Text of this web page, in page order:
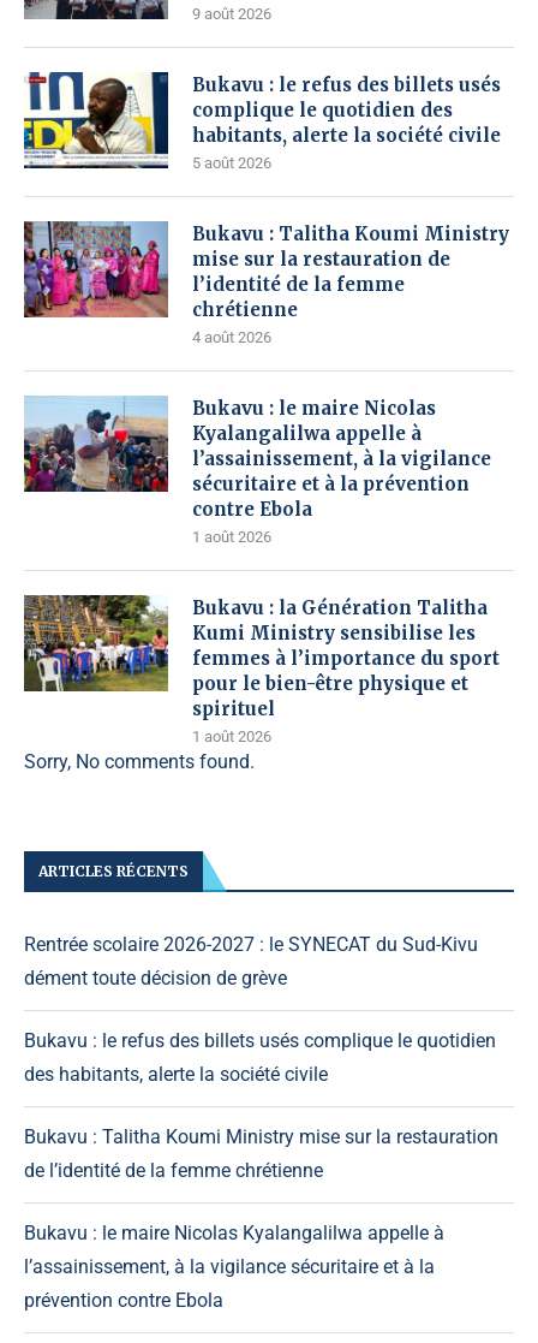
9 août 2026
Bukavu : le refus des billets usés
complique le quotidien des
habitants, alerte la société civile
5 août 2026
Bukavu : Talitha Koumi Ministry
mise sur la restauration de
l’identité de la femme
chrétienne
4 août 2026
Bukavu : le maire Nicolas
Kyalangalilwa appelle à
l’assainissement, à la vigilance
sécuritaire et à la prévention
contre Ebola
1 août 2026
Bukavu : la Génération Talitha
Kumi Ministry sensibilise les
femmes à l’importance du sport
pour le bien-être physique et
spirituel
1 août 2026
Sorry, No comments found.
ARTICLES RÉCENTS
Rentrée scolaire 2026-2027 : le SYNECAT du Sud-Kivu
dément toute décision de grève
Bukavu : le refus des billets usés complique le quotidien
des habitants, alerte la société civile
Bukavu : Talitha Koumi Ministry mise sur la restauration
de l’identité de la femme chrétienne
Bukavu : le maire Nicolas Kyalangalilwa appelle à
l’assainissement, à la vigilance sécuritaire et à la
prévention contre Ebola